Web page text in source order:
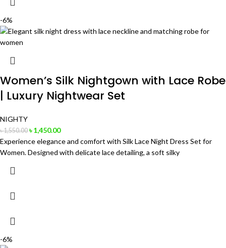
-6%
Women’s Silk Nightgown with Lace Robe
| Luxury Nightwear Set
NIGHTY
৳1,550.00 ৳1,450.00
Experience elegance and comfort with Silk Lace Night Dress Set for
Women. Designed with delicate lace detailing, a soft silky
-6%